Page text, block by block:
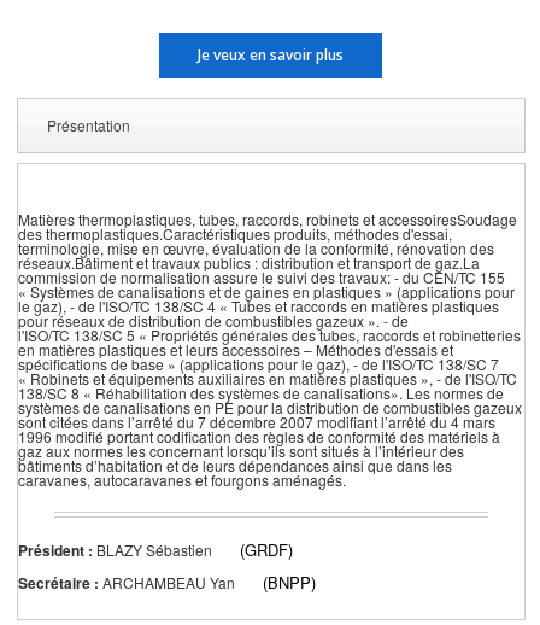
Je veux en savoir plus
Présentation
Matières thermoplastiques, tubes, raccords, robinets et accessoiresSoudage
des thermoplastiques.Caractéristiques produits, méthodes d'essai,
terminologie, mise en œuvre, évaluation de la conformité, rénovation des
réseaux.Bâtiment et travaux publics : distribution et transport de gaz.La
commission de normalisation assure le suivi des travaux: - du CEN/TC 155
« Systèmes de canalisations et de gaines en plastiques » (applications pour
le gaz), - de l'ISO/TC 138/SC 4 « Tubes et raccords en matières plastiques
pour réseaux de distribution de combustibles gazeux ». - de
l'ISO/TC 138/SC 5 « Propriétés générales des tubes, raccords et robinetteries
en matières plastiques et leurs accessoires – Méthodes d'essais et
spécifications de base » (applications pour le gaz), - de l'ISO/TC 138/SC 7
« Robinets et équipements auxiliaires en matières plastiques », - de l'ISO/TC
138/SC 8 « Réhabilitation des systèmes de canalisations». Les normes de
systèmes de canalisations en PE pour la distribution de combustibles gazeux
sont citées dans l’arrêté du 7 décembre 2007 modifiant l’arrêté du 4 mars
1996 modifié portant codification des règles de conformité des matériels à
gaz aux normes les concernant lorsqu’ils sont situés à l’intérieur des
bâtiments d’habitation et de leurs dépendances ainsi que dans les
caravanes, autocaravanes et fourgons aménagés.
Président : BLAZY Sébastien (GRDF)
Secrétaire : ARCHAMBEAU Yan (BNPP)